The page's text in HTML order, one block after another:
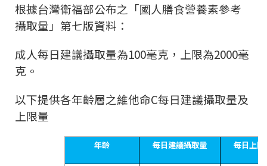
根據台灣衛福部公布之「國人膳食營養素參考
攝取量」第七版資料：
成人每日建議攝取量為100毫克，上限為2000毫
克。
以下提供各年齡層之維他命C每日建議攝取量及
上限量
年齡 每日建議攝取量 每日上限